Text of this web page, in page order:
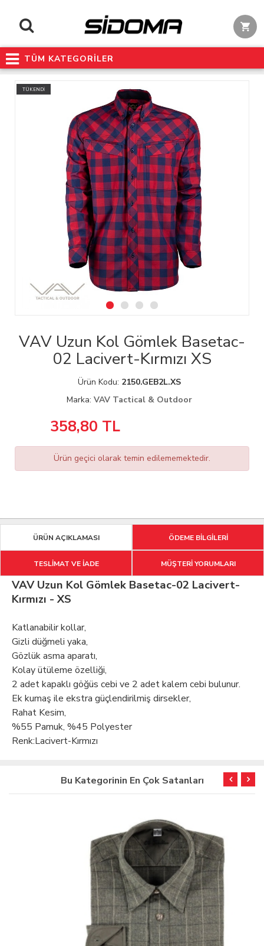
TÜM KATEGORİLER
TÜKENDİ
VAV Uzun Kol Gömlek Basetac-
02 Lacivert-Kırmızı XS
Ürün Kodu: 2150.GEB2L.XS
Marka: VAV Tactical & Outdoor
358,80 TL
Ürün geçici olarak temin edilememektedir.
ÜRÜN AÇIKLAMASI ÖDEME BİLGİLERİ
TESLİMAT VE İADE MÜŞTERİ YORUMLARI
VAV Uzun Kol Gömlek Basetac-02 Lacivert-
Kırmızı - XS
Katlanabilir kollar,
Gizli düğmeli yaka,
Gözlük asma aparatı,
Kolay ütüleme özelliği,
2 adet kapaklı göğüs cebi ve 2 adet kalem cebi bulunur.
Ek kumaş ile ekstra güçlendirilmiş dirsekler,
Rahat Kesim,
%55 Pamuk, %45 Polyester
Renk:Lacivert-Kırmızı
Bu Kategorinin En Çok Satanları